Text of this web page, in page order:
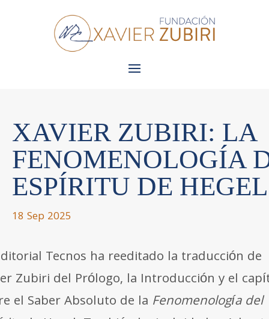
XAVIER ZUBIRI: LA
FENOMENOLOGÍA
ESPÍRITU DE HEGEL
18 Sep 2025
Tecnos ha reeditado la traducción de
Zubiri del Prólogo, la Introducción y el
el Saber Absoluto de la Fenomenología del